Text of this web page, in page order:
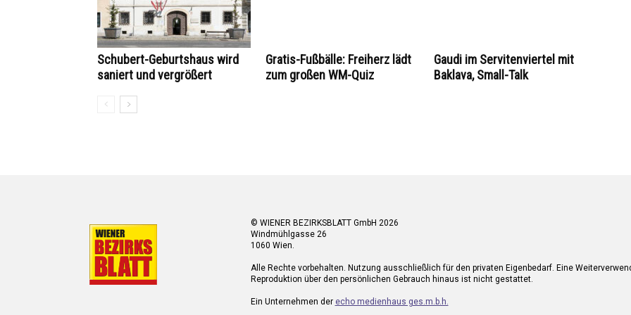
Schubert-Geburtshaus wird
saniert und vergrößert
Gratis-Fußbälle: Freiherz lädt
zum großen WM-Quiz
Gaudi im Servitenviertel mit
Baklava, Small-Talk
© WIENER BEZIRKSBLATT GmbH 2026
Windmühlgasse 26
1060 Wien.
Alle Rechte vorbehalten. Nutzung ausschließlich für den privaten Eigenbedarf. Eine
Reproduktion über den persönlichen Gebrauch hinaus ist nicht gestattet.
Ein Unternehmen der echo medienhaus ges.m.b.h.